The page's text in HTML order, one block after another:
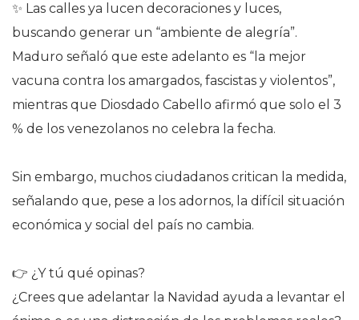
✨ Las calles ya lucen decoraciones y luces,
buscando generar un “ambiente de alegría”.
Maduro señaló que este adelanto es “la mejor
vacuna contra los amargados, fascistas y violentos”,
mientras que Diosdado Cabello afirmó que solo el 3
% de los venezolanos no celebra la fecha.
Sin embargo, muchos ciudadanos critican la medida,
señalando que, pese a los adornos, la difícil situación
económica y social del país no cambia.
👉 ¿Y tú qué opinas?
¿Crees que adelantar la Navidad ayuda a levantar el